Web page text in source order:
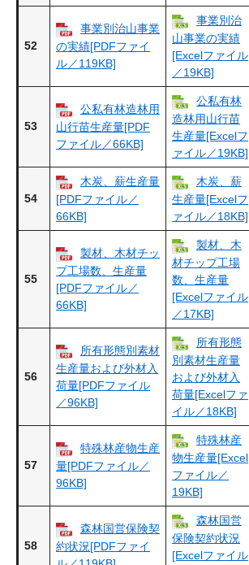
52
事業別治山事業
の実績[PDFファイ
ル／119KB]
事業別治
山事業の実績
[Excelファイル
／19KB]
53
公私有林造林用
山行苗生産量[PDF
ファイル／66KB]
公私有林
造林用山行苗
生産量[Excelフ
ァイル／19KB]
54
木炭、薪生産量
[PDFファイル／
66KB]
木炭、薪
生産量[Excelフ
ァイル／18KB]
55
製材、木材チッ
プ工場数、生産量
[PDFファイル／
66KB]
製材、木
材チップ工場
数、生産量
[Excelファイル
／17KB]
56
所有形態別素材
生産量および外材入
荷量[PDFファイル
／96KB]
所有形態
別素材生産量
および外材入
荷量[Excelファ
イル／18KB]
57
特殊林産物生産
量[PDFファイル／
96KB]
特殊林産
物生産量[Excel
ファイル／
19KB]
58
森林国営保険契
約状況[PDFファイ
森林国営
保険契約状況
[Excelファイル